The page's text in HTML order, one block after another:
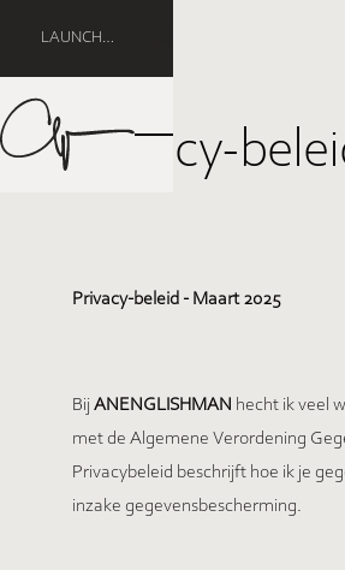
LAUNCH
OP ALLE
DIENSTEN
Privacy-
Privacy-beleid - Maart 2025
BijANENGLISHMAN hecht ik veel
met de Algemene Verordening
Privacybeleid beschrijft hoe ik je
inzake gegevensbescherming.